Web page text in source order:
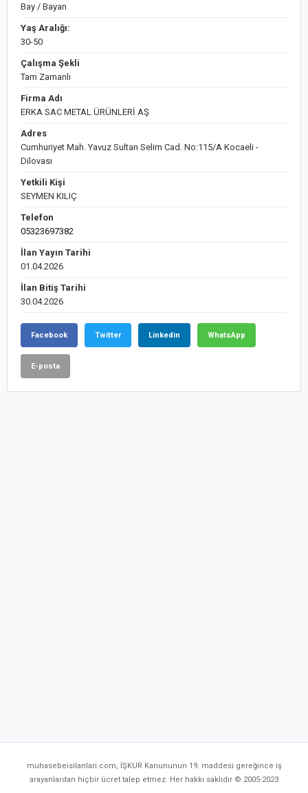
Bay / Bayan
Yaş Aralığı:
30-50
Çalışma Şekli
Tam Zamanlı
Firma Adı
ERKA SAC METAL ÜRÜNLERİ AŞ
Adres
Cumhuriyet Mah. Yavuz Sultan Selim Cad. No:115/A Kocaeli -
Dilovası
Yetkili Kişi
SEYMEN KILIÇ
Telefon
05323697382
İlan Yayın Tarihi
01.04.2026
İlan Bitiş Tarihi
30.04.2026
Facebook Twitter Linkedin WhatsApp
E-posta
muhasebeisilanlari.com, İŞKUR Kanununun 19. maddesi gereğince iş
arayanlardan hiçbir ücret talep etmez. Her hakkı saklıdır © 2005-2023